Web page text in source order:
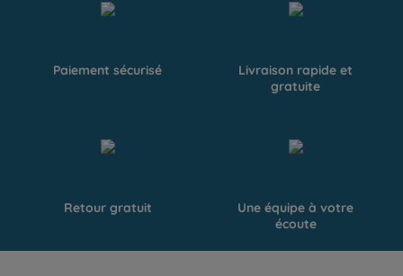
Paiement sécurisé
Livraison rapide et
gratuite
Retour gratuit
Une équipe à votre
écoute